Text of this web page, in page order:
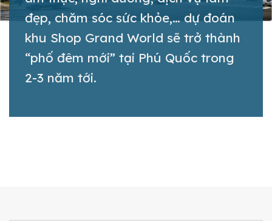
đẹp, chăm sóc sức khỏe,… dự đoán
khu Shop Grand World sẽ trở thành
“phố đêm mới” tại Phú Quốc trong
2-3 năm tới.